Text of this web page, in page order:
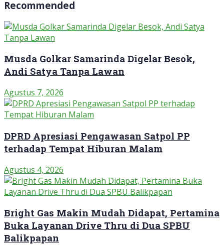
Recommended
Musda Golkar Samarinda Digelar Besok,
Andi Satya Tanpa Lawan
Agustus 7, 2026
DPRD Apresiasi Pengawasan Satpol PP
terhadap Tempat Hiburan Malam
Agustus 4, 2026
Bright Gas Makin Mudah Didapat, Pertamina
Buka Layanan Drive Thru di Dua SPBU
Balikpapan